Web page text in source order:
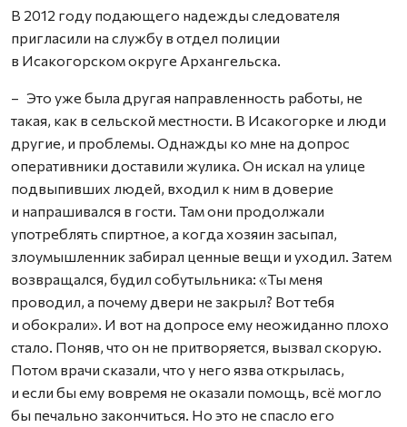
В 2012 году подающего надежды следователя
пригласили на службу в отдел полиции
в Исакогорском округе Архангельска.
– Это уже была другая направленность работы, не
такая, как в сельской местности. В Исакогорке и люди
другие, и проблемы. Однажды ко мне на допрос
оперативники доставили жулика. Он искал на улице
подвыпивших людей, входил к ним в доверие
и напрашивался в гости. Там они продолжали
употреблять спиртное, а когда хозяин засыпал,
злоумышленник забирал ценные вещи и уходил. Затем
возвращался, будил собутыльника: «Ты меня
проводил, а почему двери не закрыл? Вот тебя
и обокрали». И вот на допросе ему неожиданно плохо
стало. Поняв, что он не притворяется, вызвал скорую.
Потом врачи сказали, что у него язва открылась,
и если бы ему вовремя не оказали помощь, всё могло
бы печально закончиться. Но это не спасло его